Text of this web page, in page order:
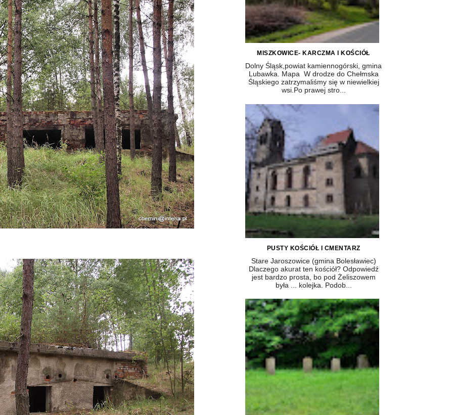
MISZKOWICE- KARCZMA I KOŚCIÓŁ
Dolny Śląsk,powiat kamiennogórski, gmina
Lubawka. Mapa W drodze do Chełmska
Śląskiego zatrzymaliśmy się w niewielkiej
wsi.Po prawej stro...
PUSTY KOŚCIÓŁ I CMENTARZ
Stare Jaroszowice (gmina Bolesławiec)
Dlaczego akurat ten kościół? Odpowiedź
jest bardzo prosta, bo pod Żeliszowem
była ... kolejka. Podob...